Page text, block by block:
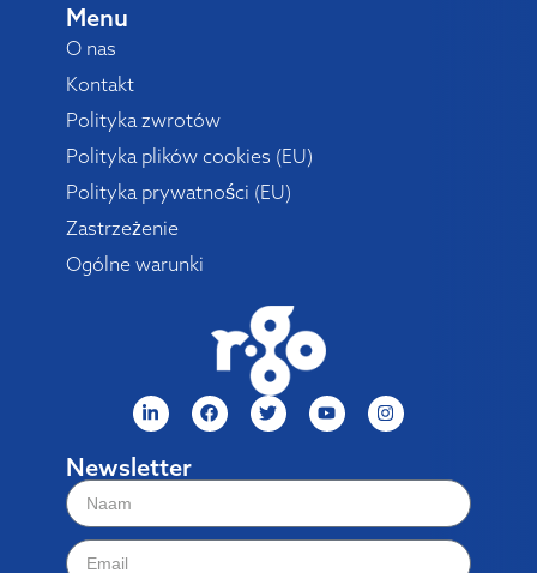
Menu
O nas
Kontakt
Polityka zwrotów
Polityka plików cookies (EU)
Polityka prywatności (EU)
Zastrzeżenie
Ogólne warunki
Newsletter